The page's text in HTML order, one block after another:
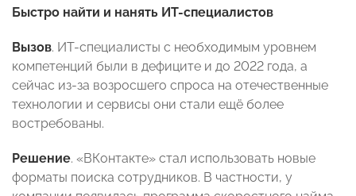
Быстро найти и нанять ИТ-специалистов
Вызов. ИТ-специалисты с необходимым уровнем
компетенций были в дефиците и до 2022 года, а
сейчас из-за возросшего спроса на отечественные
технологии и сервисы они стали ещё более
востребованы.
Решение. «ВКонтакте» стал использовать новые
форматы поиска сотрудников. В частности, у